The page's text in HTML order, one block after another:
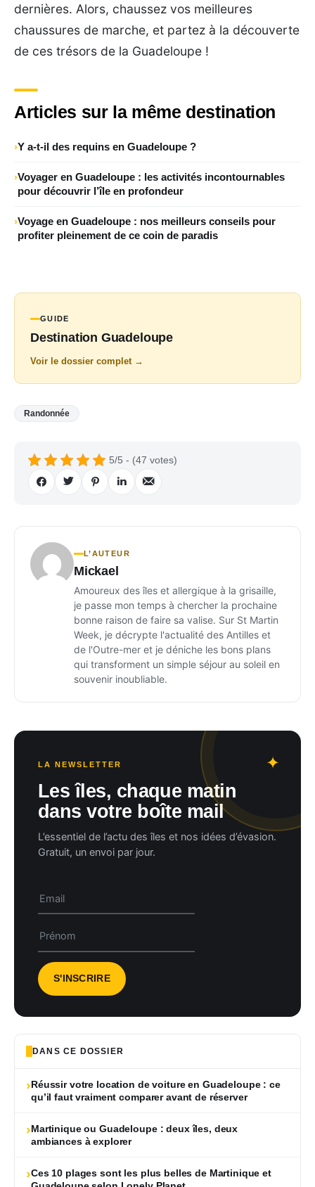
dernières. Alors, chaussez vos meilleures
chaussures de marche, et partez à la découverte
de ces trésors de la Guadeloupe !
Articles sur la même destination
Y a-t-il des requins en Guadeloupe ?
Voyager en Guadeloupe : les activités incontournables
pour découvrir l’île en profondeur
Voyage en Guadeloupe : nos meilleurs conseils pour
profiter pleinement de ce coin de paradis
GUIDE
Destination Guadeloupe
Voir le dossier complet →
Randonnée
5/5 - (47 votes)
L’AUTEUR
Mickael
Amoureux des îles et allergique à la grisaille,
je passe mon temps à chercher la prochaine
bonne raison de faire sa valise. Sur St Martin
Week, je décrypte l'actualité des Antilles et
de l'Outre-mer et je déniche les bons plans
qui transforment un simple séjour au soleil en
souvenir inoubliable.
LA NEWSLETTER
Les îles, chaque matin
dans votre boîte mail
L’essentiel de l’actu des îles et nos idées d’évasion.
Gratuit, un envoi par jour.
DANS CE DOSSIER
›Réussir votre location de voiture en Guadeloupe : ce
qu’il faut vraiment comparer avant de réserver
›Martinique ou Guadeloupe : deux îles, deux
ambiances à explorer
›Ces 10 plages sont les plus belles de Martinique et